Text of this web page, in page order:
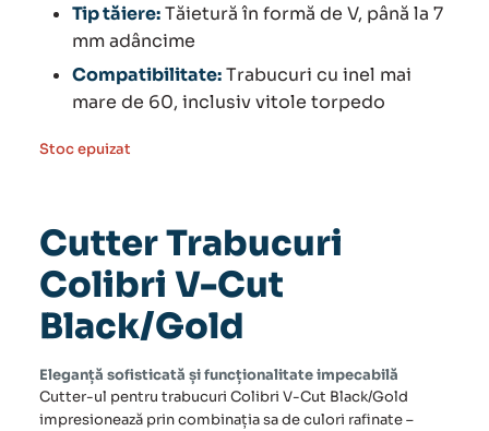
Tip tăiere:Tăietură în formă de V, până la 7
mm adâncime
Compatibilitate:Trabucuri cu inel mai
mare de 60, inclusiv vitole torpedo
Stoc epuizat
Cutter Trabucuri
Colibri V-Cut
Black/Gold
Eleganță sofisticată și funcționalitate impecabilă
Cutter-ul pentru trabucuri Colibri V-Cut Black/Gold
impresionează prin combinația sa de culori rafinate –